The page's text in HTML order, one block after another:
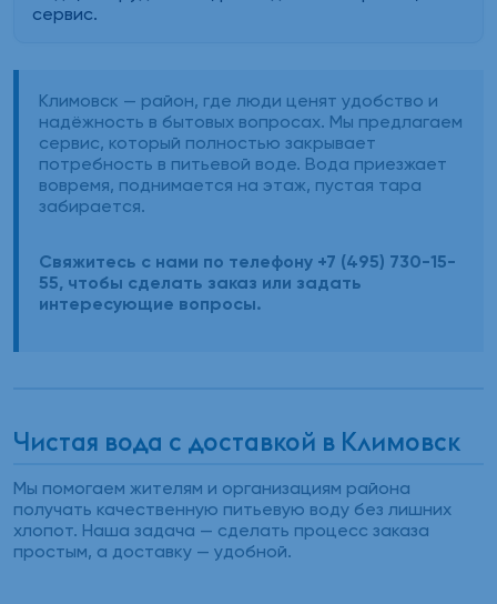
сервис.
Климовск — район, где люди ценят удобство и
надёжность в бытовых вопросах. Мы предлагаем
сервис, который полностью закрывает
потребность в питьевой воде. Вода приезжает
вовремя, поднимается на этаж, пустая тара
забирается.
Свяжитесь с нами по телефону +7 (495) 730-15-
55, чтобы сделать заказ или задать
интересующие вопросы.
Чистая вода с доставкой в Климовск
Мы помогаем жителям и организациям района
получать качественную питьевую воду без лишних
хлопот. Наша задача — сделать процесс заказа
простым, а доставку — удобной.